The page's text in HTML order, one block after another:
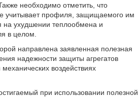
необходимо отметить, что
учитывает профиля, защищаемого им
на ухудшении теплообмена и
в целом.
направлена заявленная полезная
надежности защиты агрегатов
воздействиях
при использовании полезной